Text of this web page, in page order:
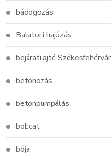
bádogozás
Balatoni hajózás
bejárati ajtó Székesfehérvár
betonozás
betonpumpálás
bobcat
bója